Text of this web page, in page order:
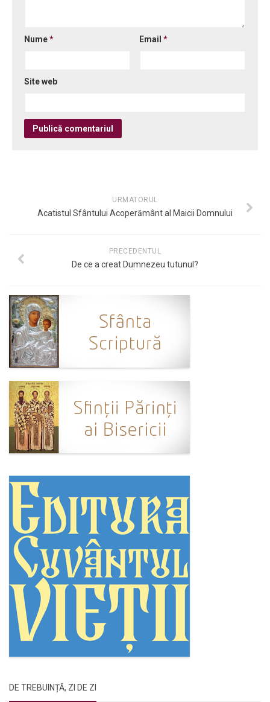
Nume* Email*
Site web
URMATORUL
Acatistul Sfântului Acoperământ al Maicii Domnului
PRECEDENTUL
De ce a creat Dumnezeu tutunul?
DE TREBUINȚĂ, ZI DE ZI